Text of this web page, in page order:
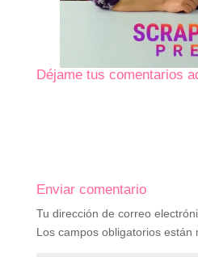
Déjame tus comentarios
Enviar comentario
Tu dirección de correo
Los campos obligatorios están